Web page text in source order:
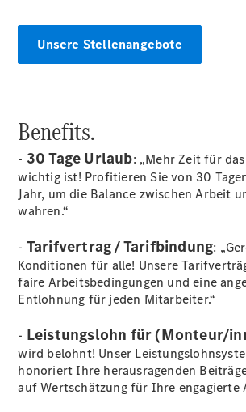
Innovation
Mercedes-
Privatkunden
Leasing
Gewerbekunden
Finanzierung
Privatkunden
Gewerbekunden
Kurzfristig
verfügbare
Angebote
Unsere Stellenangebote
Benefits.
- 30 Tage Urlaub: „Mehr Zeit für
wichtig ist! Profitieren Sie von 30
Jahr, um die Balance zwischen Arbeit
wahren.“
- Tarifvertrag / Tarifbindung:
Konditionen für alle! Unsere
faire Arbeitsbedingungen und eine
Entlohnung für jeden Mitarbeiter.“
- Leistungslohn für (Monteur/
wird belohnt! Unser
honoriert Ihre herausragenden
auf Wertschätzung für Ihre engagierte